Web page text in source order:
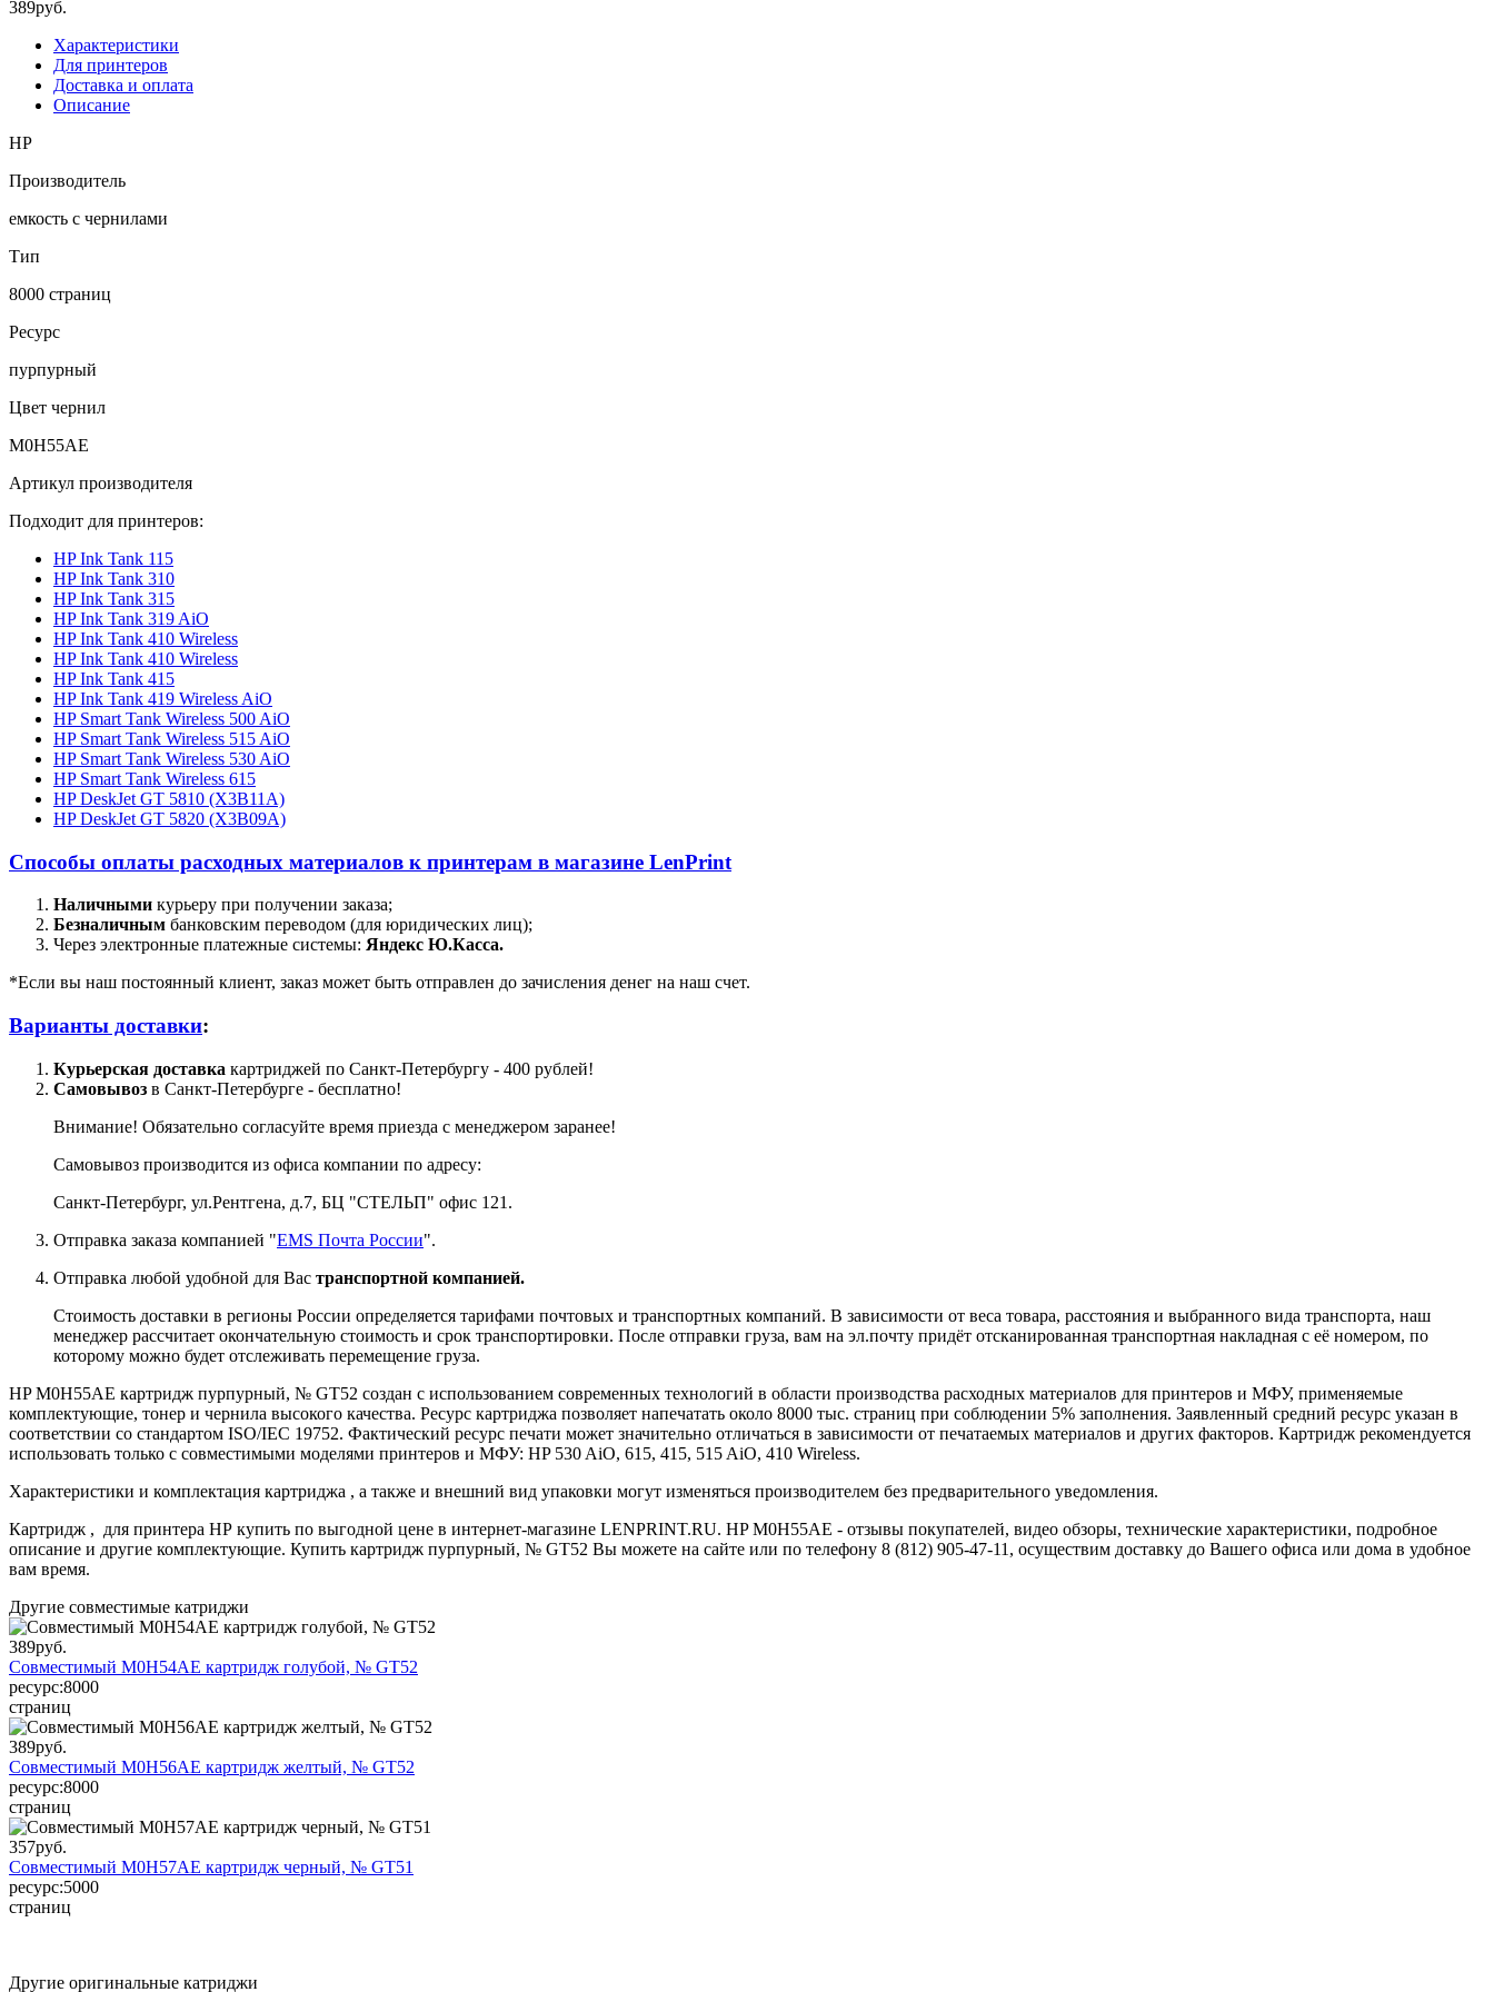
389руб.
Характеристики
Для принтеров
Доставка и оплата
Описание
HP
Производитель
емкость с чернилами
Тип
8000 страниц
Ресурс
пурпурный
Цвет чернил
M0H55AE
Артикул производителя
Подходит для принтеров:
HP Ink Tank 115
HP Ink Tank 310
HP Ink Tank 315
HP Ink Tank 319 AiO
HP Ink Tank 410 Wireless
HP Ink Tank 410 Wireless
HP Ink Tank 415
HP Ink Tank 419 Wireless AiO
HP Smart Tank Wireless 500 AiO
HP Smart Tank Wireless 515 AiO
HP Smart Tank Wireless 530 AiO
HP Smart Tank Wireless 615
HP DeskJet GT 5810 (X3B11A)
HP DeskJet GT 5820 (X3B09A)
Способы оплаты расходных материалов к принтерам в магазине LenPrint
Наличными курьеру при получении заказа;
Безналичным банковским переводом (для юридических лиц);
Через электронные платежные системы: Яндекс Ю.Касса.
*Если вы наш постоянный клиент, заказ может быть отправлен до зачисления денег на наш счет.
Варианты доставки:
Курьерская доставка картриджей по Санкт-Петербургу - 400 рублей!
Самовывоз в Санкт-Петербурге - бесплатно!
Внимание! Обязательно согласуйте время приезда с менеджером заранее!
Самовывоз производится из офиса компании по адресу:
Санкт-Петербург, ул.Рентгена, д.7, БЦ "СТЕЛЬП" офис 121.
Отправка заказа компанией "EMS Почта России".
Отправка любой удобной для Вас транспортной компанией.
Стоимость доставки в регионы России определяется тарифами почтовых и транспортных компаний. В зависимости от веса товара, расстояния и выбранного вида транспорта, наш
менеджер рассчитает окончательную стоимость и срок транспортировки. После отправки груза, вам на эл.почту придёт отсканированная транспортная накладная с её номером, по
которому можно будет отслеживать перемещение груза.
HP M0H55AE картридж пурпурный, № GT52 создан с использованием современных технологий в области производства расходных материалов для принтеров и МФУ, применяемые
комплектующие, тонер и чернила высокого качества. Ресурс картриджа позволяет напечатать около 8000 тыс. страниц при соблюдении 5% заполнения. Заявленный средний ресурс указан в
соответствии со стандартом ISO/IEC 19752. Фактический ресурс печати может значительно отличаться в зависимости от печатаемых материалов и других факторов. Картридж рекомендуется
использовать только с совместимыми моделями принтеров и МФУ: HP 530 AiO, 615, 415, 515 AiO, 410 Wireless.
Характеристики и комплектация картриджа , а также и внешний вид упаковки могут изменяться производителем без предварительного уведомления.
Картридж , для принтера HP купить по выгодной цене в интернет-магазине LENPRINT.RU. HP M0H55AE - отзывы покупателей, видео обзоры, технические характеристики, подробное
описание и другие комплектующие. Купить картридж пурпурный, № GT52 Вы можете на сайте или по телефону 8 (812) 905-47-11, осуществим доставку до Вашего офиса или дома в удобное
вам время.
Другие совместимые катриджи
389руб.
Совместимый M0H54AE картридж голубой, № GT52
ресурс:8000
страниц
389руб.
Совместимый M0H56AE картридж желтый, № GT52
ресурс:8000
страниц
357руб.
Совместимый M0H57AE картридж черный, № GT51
ресурс:5000
страниц
Другие оригинальные катриджи